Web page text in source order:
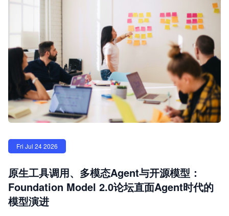
Fri Jul 24 2026
原生工具调用、多模态Agent与开源模型：
Foundation Model 2.0论坛直面Agent时代的
模型演进